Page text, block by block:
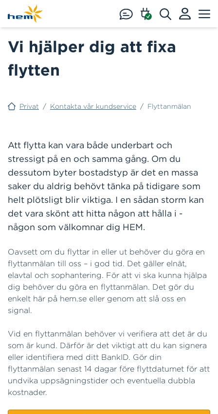
Hoppa till huvudinnehåll
Vi hjälper dig att fixa
flytten
Privat / Kontakta vår kundservice / Flyttanmälan
Att flytta kan vara både underbart och
stressigt på en och samma gång. Om du
dessutom byter bostadstyp är det en massa
saker du aldrig behövt tänka på tidigare som
helt plötsligt blir viktiga. I en sådan storm kan
det vara skönt att hitta någon att hålla i -
någon som välkomnar dig HEM.
Oavsett om du flyttar in eller ut behöver du göra en
flyttanmälan till oss – i god tid. Det gäller elnät,
elavtal och sophantering. För att vi ska kunna hjälpa
dig behöver du göra en flyttanmälan. Det gör du
enkelt här på hem.se eller genom att slå oss en
signal.
Vid en flyttanmälan behöver vi verifiera att det är du
som är kund. Därför är det viktigt att du kan signera
eller identifiera med ditt BankID. Gör din
flyttanmälan senast 14 dagar före flyttdatumet för att
undvika uppsägningstider och eventuella dubbla
kostnader.